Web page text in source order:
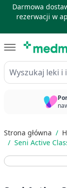
Darmowa
rezerwacji w
Wyszukaj leki i
Strona główna /
/ Seni Active